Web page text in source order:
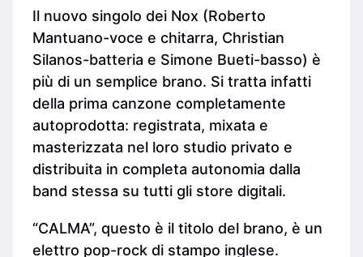
Il nuovo singolo dei Nox (Roberto
Mantuano-voce e chitarra, Christian
Silanos-batteria e Simone Bueti-basso) è
più di un semplice brano. Si tratta infatti
della prima canzone completamente
autoprodotta: registrata, mixata e
masterizzata nel loro studio privato e
distribuita in completa autonomia dalla
band stessa su tutti gli store digitali.
“CALMA”, questo è il titolo del brano, è un
elettro pop-rock di stampo inglese.